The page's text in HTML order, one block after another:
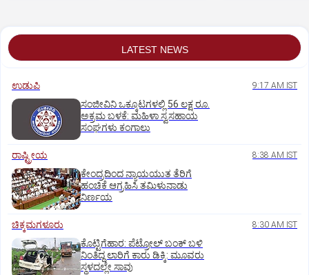
LATEST NEWS
ಉಡುಪಿ 9:17 AM IST
ಸಂಜೀವಿನಿ ಒಕ್ಕೂಟಗಳಲ್ಲಿ 56 ಲಕ್ಷ ರೂ.
ಅಕ್ರಮ ಬಳಕೆ: ಮಹಿಳಾ ಸ್ವಸಹಾಯ
ಸಂಘಗಳು ಕಂಗಾಲು
ರಾಷ್ಟ್ರೀಯ 8:38 AM IST
ಕೇಂದ್ರದಿಂದ ನ್ಯಾಯಯುತ ತೆರಿಗೆ
ಹಂಚಿಕೆ ಆಗ್ರಹಿಸಿ ತಮಿಳುನಾಡು
ನಿರ್ಣಯ
ಚಿಕ್ಕಮಗಳೂರು 8:30 AM IST
ಕೊಟ್ಟಿಗೆಹಾರ: ಪೆಟ್ರೋಲ್ ಬಂಕ್ ಬಳಿ
ನಿಂತಿದ್ದ ಲಾರಿಗೆ ಕಾರು ಡಿಕ್ಕಿ: ಮೂವರು
ಸ್ಥಳದಲ್ಲೇ ಸಾವು